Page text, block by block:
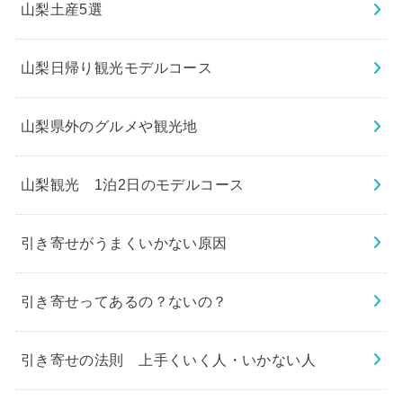
山梨土産5選
山梨日帰り観光モデルコース
山梨県外のグルメや観光地
山梨観光 1泊2日のモデルコース
引き寄せがうまくいかない原因
引き寄せってあるの？ないの？
引き寄せの法則 上手くいく人・いかない人